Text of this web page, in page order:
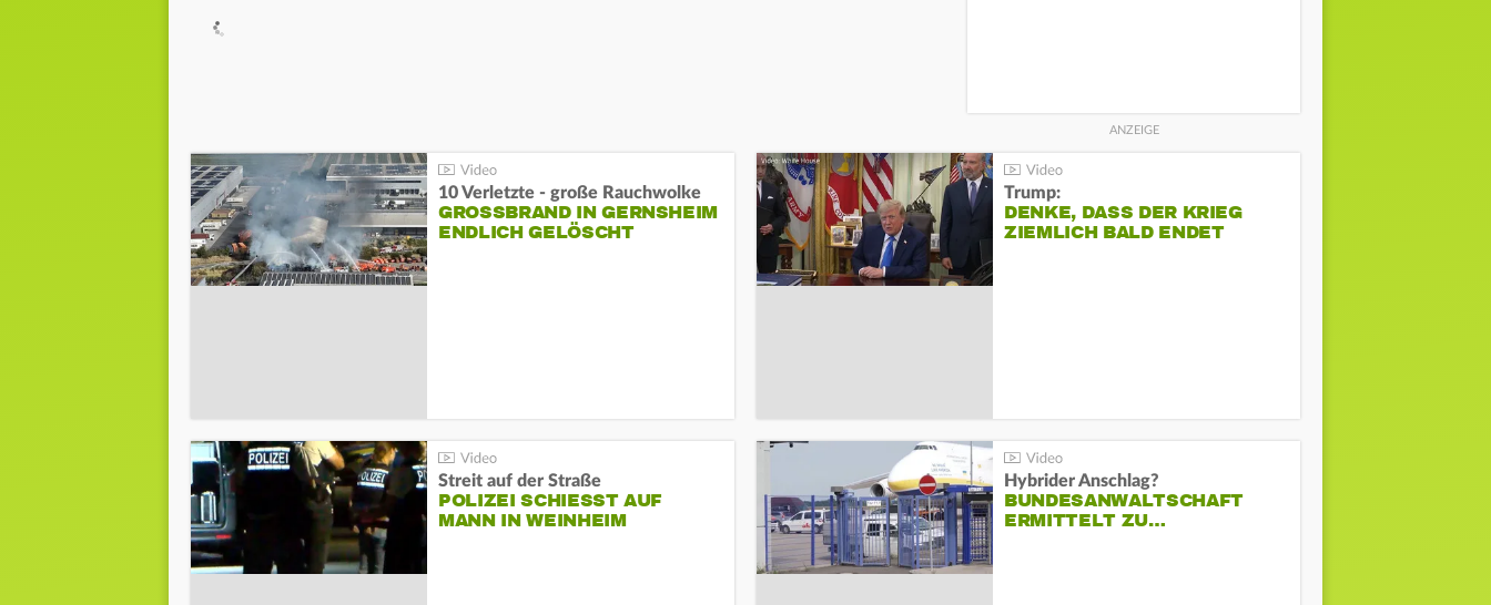
10 Verletzte - große Rauchwolke
GROSSBRAND IN GERNSHEIM E
NDLICH GELÖSCHT
Trump:
DENKE, DASS DER KRIEG
ZIEMLICH BALD ENDET
Streit auf der Straße
POLIZEI SCHIESST AUF M
ANN IN WEINHEIM
Hybrider Anschlag?
BUNDESANWALTSCHAFT
ERMITTELT ZU…